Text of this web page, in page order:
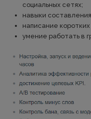
социальных сетях;
навыки
написание
умение работать в